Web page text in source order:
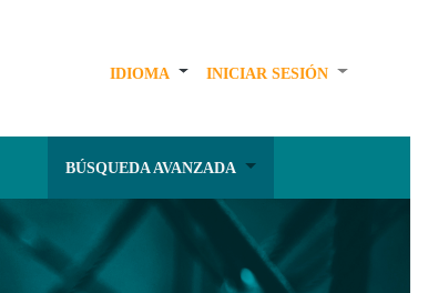
IDIOMA INICIAR SESIÓN
BÚSQUEDA AVANZADA